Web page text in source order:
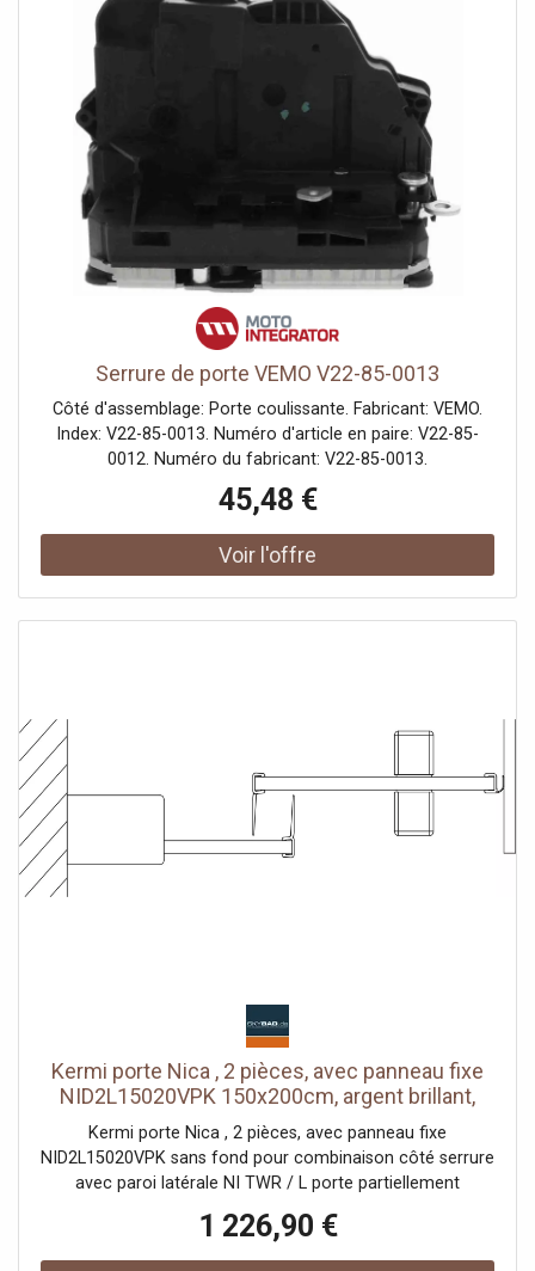
Serrure de porte VEMO V22-85-0013
Côté d'assemblage: Porte coulissante. Fabricant: VEMO.
Index: V22-85-0013. Numéro d'article en paire: V22-85-
0012. Numéro du fabricant: V22-85-0013.
45,48 €
Kermi porte Nica , 2 pièces, avec panneau fixe
NID2L15020VPK 150x200cm, argent brillant,
verre de sécurité trempé clair, gauche, sur
receveur de douche
Kermi porte Nica , 2 pièces, avec panneau fixe
NID2L15020VPK sans fond pour combinaison côté serrure
avec paroi latérale NI TWR / L porte partiellement
encadrée avec un segment de porte coulissante
ouverture d'un côté avec un champ fixe Vitrage avec
verre de sécurité trempé 6 mm selon DIN EN 12150 en
1 226,90 €